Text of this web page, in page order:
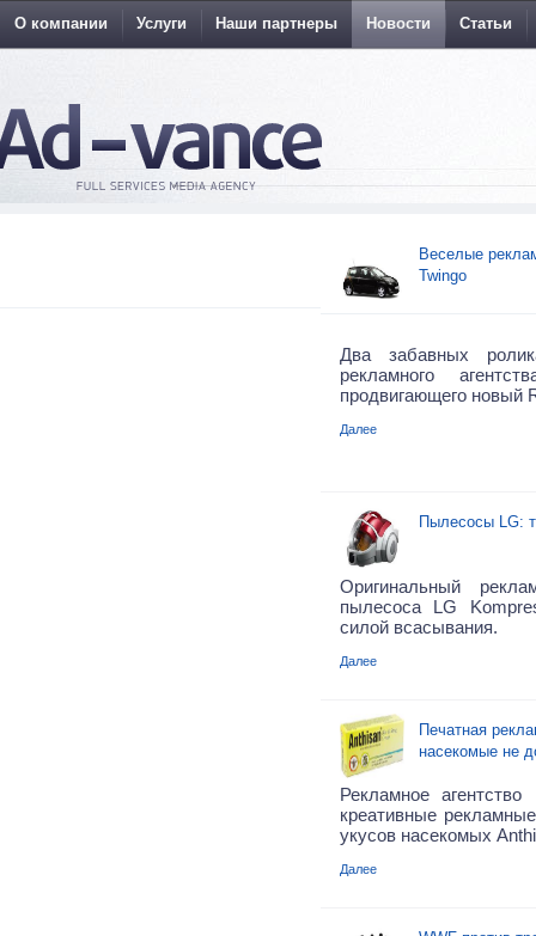
О компании Услуги Наши партнеры Новости Статьи
Веселые
Twingo
Два забавных
рекламного
продвигающего новый
Далее
Пылесосы LG:
Оригинальный
пылесоса LG
силой всасывания.
Далее
Печатная
насекомые не
Рекламное
креативные
укусов насекомых
Далее